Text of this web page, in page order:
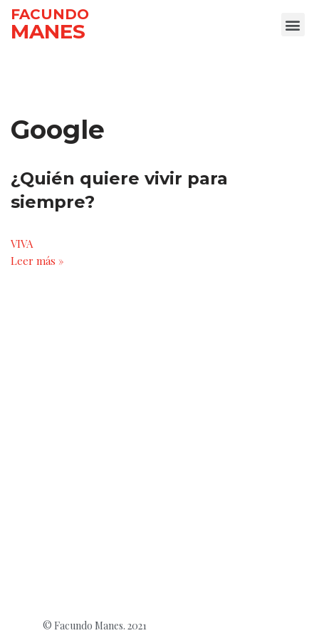
Ir
FACUNDO
MANES
Google
¿Quién quiere vivir para
siempre?
VIVA
Leer más »
© Facundo Manes. 2021